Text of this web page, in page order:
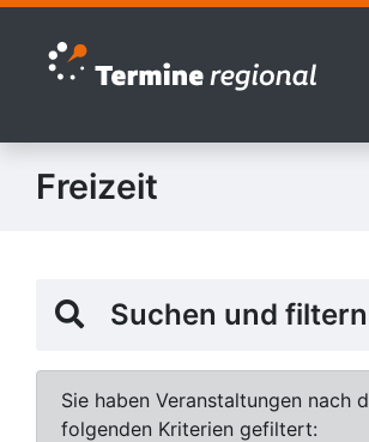
Zur Navigation springen
Zum Inhalt springen
Freizeit
Suchen und filtern
Sie haben Veranstaltungen nach
folgenden Kriterien gefiltert: